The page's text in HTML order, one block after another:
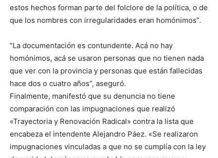
estos hechos forman parte del folclore de la política, o de
que los nombres con irregularidades eran homónimos”.
“La documentación es contundente. Acá no hay
homónimos, acá se usaron personas que no tienen nada
que ver con la provincia y personas que están fallecidas
hace dos o cuatro años”, aseguró.
Finalmente, manifestó que su denuncia no tiene
comparación con las impugnaciones que realizó
«Trayectoria y Renovación Radical» contra la lista que
encabeza el intendente Alejandro Páez. «Se realizaron
impugnaciones vinculadas a que no se cumplía con la ley